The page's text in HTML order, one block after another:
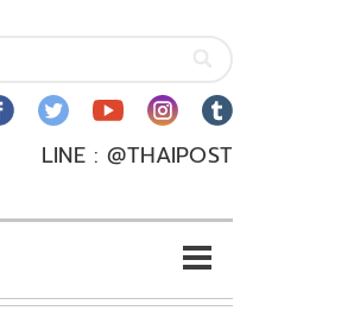
LINE : @THAIPOST